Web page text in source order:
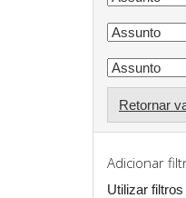
Retornar
Adicionar
Utilizar